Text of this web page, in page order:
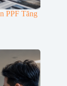
PPF Tăng